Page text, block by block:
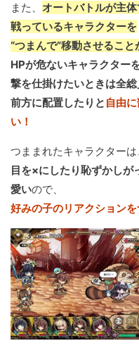
また、 オートバトルが主
戦っているキャラクターを
“つまんで”移動させること
HPが危ないキャラクター
撃を仕掛けたいときは全
前方に配置したりと 自由
い！
つままれたキャラクターは
目を×にしたり恥ずかしが
愛いので、
好みの子のリアクションを